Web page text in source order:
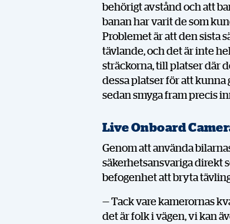
behörigt avstånd och att
banan har varit de som
Problemet är att den sista
tävlande, och det är inte
sträckorna, till platser där
dessa platser för att kunna
sedan smyga fram precis
Live Onboard
Genom att använda
säkerhetsansvariga direkt
befogenhet att bryta
— Tack vare kamerornas
det är folk i vägen, vi kan